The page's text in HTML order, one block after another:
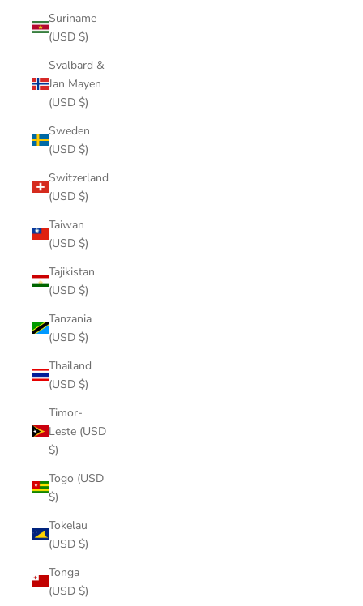
Suriname
(USD $)
Svalbard &
Jan Mayen
(USD $)
Sweden
(USD $)
Switzerland
(USD $)
Taiwan
(USD $)
Tajikistan
(USD $)
Tanzania
(USD $)
Thailand
(USD $)
Timor-
Leste (USD
$)
Togo (USD
$)
Tokelau
(USD $)
Tonga
(USD $)